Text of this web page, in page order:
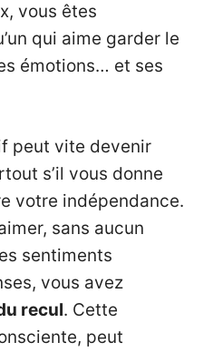
vous êtes
qui aime garder le
émotions… et ses
peut vite devenir
s’il vous donne
votre indépendance.
sans aucun
sentiments
vous avez
recul. Cette
peut